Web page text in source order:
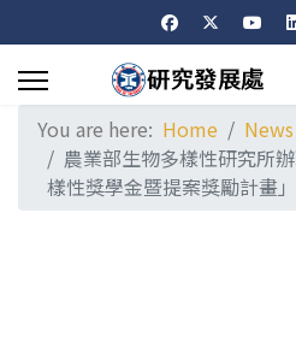
You are here: Home
農業部生物多樣性研究所
樣性獎學金暨提案獎勵計畫」